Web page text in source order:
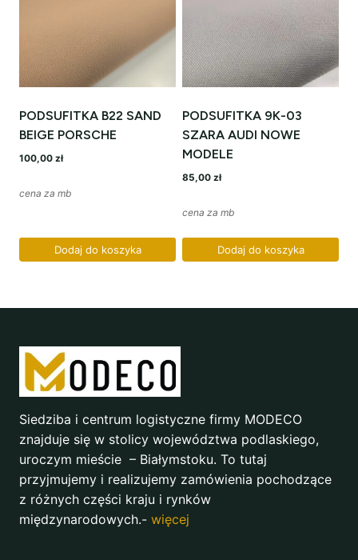
PODSUFITKA B22 SAND
BEIGE PORSCHE
100,00 zł
cena za mb
Dodaj do koszyka
PODSUFITKA 9K-03
SZARA AUDI NOWE
MODELE
85,00 zł
cena za mb
Dodaj do koszyka
Siedziba i centrum logistyczne firmy MODECO
znajduje się w stolicy województwa podlaskiego,
uroczym mieście – Białymstoku. To tutaj
przyjmujemy i realizujemy zamówienia pochodzące
z różnych części kraju i rynków
międzynarodowych.- więcej